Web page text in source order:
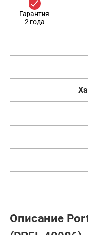
Гарантия
2 года
Описание